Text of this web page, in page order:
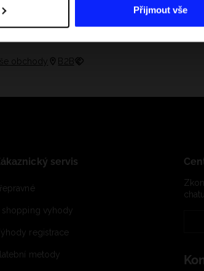
Přijmout vše
obchody B2B
servis
shopping vyhody
registrace
metody